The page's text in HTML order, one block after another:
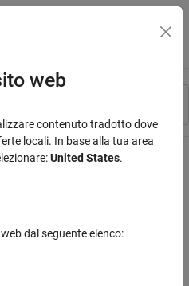
di navigazione
web
contenuto tradotto dove
locali. In base alla tua area
United States.
dal seguente elenco: